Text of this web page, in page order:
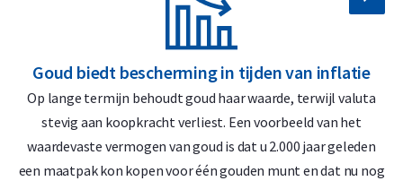
999,9/1000 puur goud – 24 karaat
Terugkoopgarantie via Holland Gold
Praktisch te delen in stukjes van 1 gram
Hoogwaardige kwaliteit uit Zwitserland
Goud biedt bescherming in tijden van inflatie
Op lange termijn behoudt goud haar waarde, terwijl valuta
stevig aan koopkracht verliest. Een voorbeeld van het
waardevaste vermogen van goud is dat u 2.000 jaar geleden
een maatpak kon kopen voor één gouden munt en dat nu nog